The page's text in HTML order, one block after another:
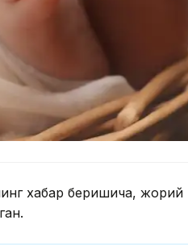
хабар беришича, жорий